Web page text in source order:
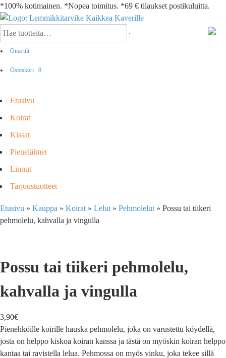
*100% kotimainen. *Nopea toimitus. *69 € tilaukset postikuluitta.
Oma tili
Ostoskori 0
Etusivu
Koirat
Kissat
Pieneläimet
Linnut
Tarjoustuotteet
Etusivu » Kauppa » Koirat » Lelut » Pehmolelut » Possu tai tiikeri
pehmolelu, kahvalla ja vingulla
Possu tai tiikeri pehmolelu,
kahvalla ja vingulla
3,90€
Pienehköille koirille hauska pehmolelu, joka on varustettu köydellä,
josta on helppo kiskoa koiran kanssa ja tästä on myöskin koiran helppo
kantaa tai ravistella lelua. Pehmossa on myös vinku, joka tekee sillä